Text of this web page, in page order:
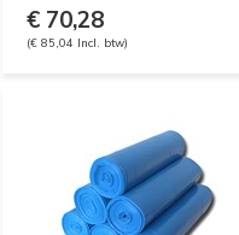
€ 70,28
(€ 85,04 Incl. btw)